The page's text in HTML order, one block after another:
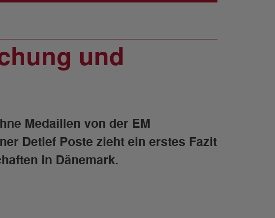
und
Medaillen von der EM
Detlef Poste zieht ein erstes Fazit
in Dänemark.